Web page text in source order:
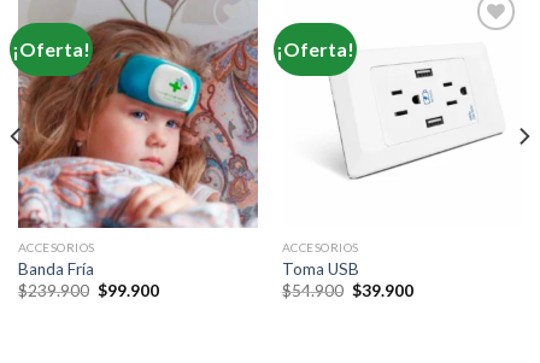
¡Oferta!
ACCESORIOS
Banda Fría
$239.900 Original
$99.900Current
¡Oferta!
ACCESORIOS
Toma USB
$54.900 Original
$39.900Current